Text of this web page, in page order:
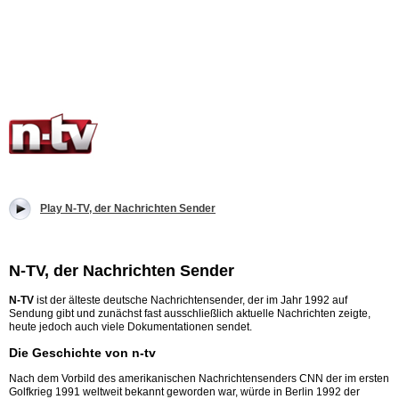
Play N-TV, der Nachrichten Sender
N-TV, der Nachrichten Sender
N-TV ist der älteste deutsche Nachrichtensender, der im Jahr 1992 auf
Sendung gibt und zunächst fast ausschließlich aktuelle Nachrichten zeigte,
heute jedoch auch viele Dokumentationen sendet.
Die Geschichte von n-tv
Nach dem Vorbild des amerikanischen Nachrichtensenders CNN der im ersten
Golfkrieg 1991 weltweit bekannt geworden war, würde in Berlin 1992 der